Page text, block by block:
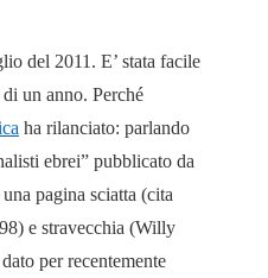
del 2011. E’ stata facile
un anno. Perché
ha rilanciato: parlando
ebrei” pubblicato da
pagina sciatta (cita
e stravecchia (Willy
per recentemente